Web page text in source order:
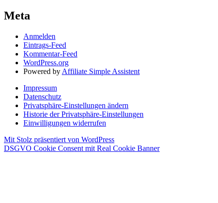
Meta
Anmelden
Eintrags-Feed
Kommentar-Feed
WordPress.org
Powered by Affiliate Simple Assistent
Impressum
Datenschutz
Privatsphäre-Einstellungen ändern
Historie der Privatsphäre-Einstellungen
Einwilligungen widerrufen
Mit Stolz präsentiert von WordPress
DSGVO Cookie Consent mit Real Cookie Banner